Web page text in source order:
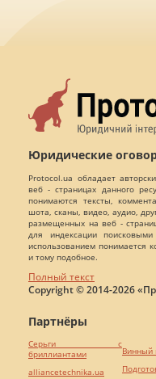
Юридические
Protocol.ua обладает
веб - страницах данного
понимаются тексты,
шота, сканы, видео, аудио,
размещенных на веб -
для индексации
использованием понимается
и тому подобное.
Полный текст
Copyright © 2014-2026
Партнёры
Серьги с
бриллиантами
alliancetechnika.ua
Винный